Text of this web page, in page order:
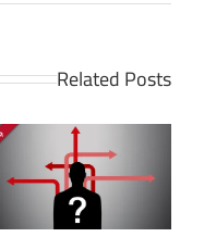
Related Posts